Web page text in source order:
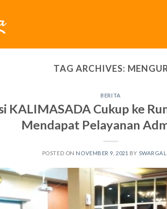
TAG ARCHIVES:
BERITA
KALIMASADA Cukup ke
Mendapat Pelayanan
POSTED ON NOVEMBER 9, 2021 BY